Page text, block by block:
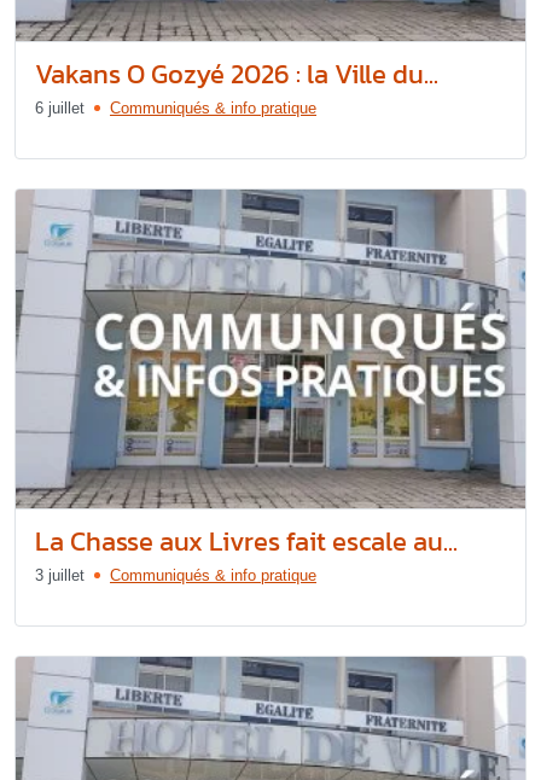
Vakans O Gozyé 2026 : la Ville du...
6 juillet Communiqués & info pratique
La Chasse aux Livres fait escale au...
3 juillet Communiqués & info pratique